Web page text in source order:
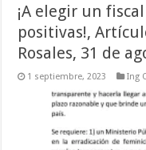
¡A elegir un
positivas!,
Rosales, 31 de
1 septiembre, 2023 Ing